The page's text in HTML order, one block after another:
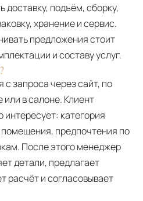
доставку, подъём, сборку,
хранение и сервис.
предложения стоит
и составу услуг.
запроса через сайт, по
в салоне. Клиент
категория
предпочтения по
После этого менеджер
детали, предлагает
расчёт и согласовывает